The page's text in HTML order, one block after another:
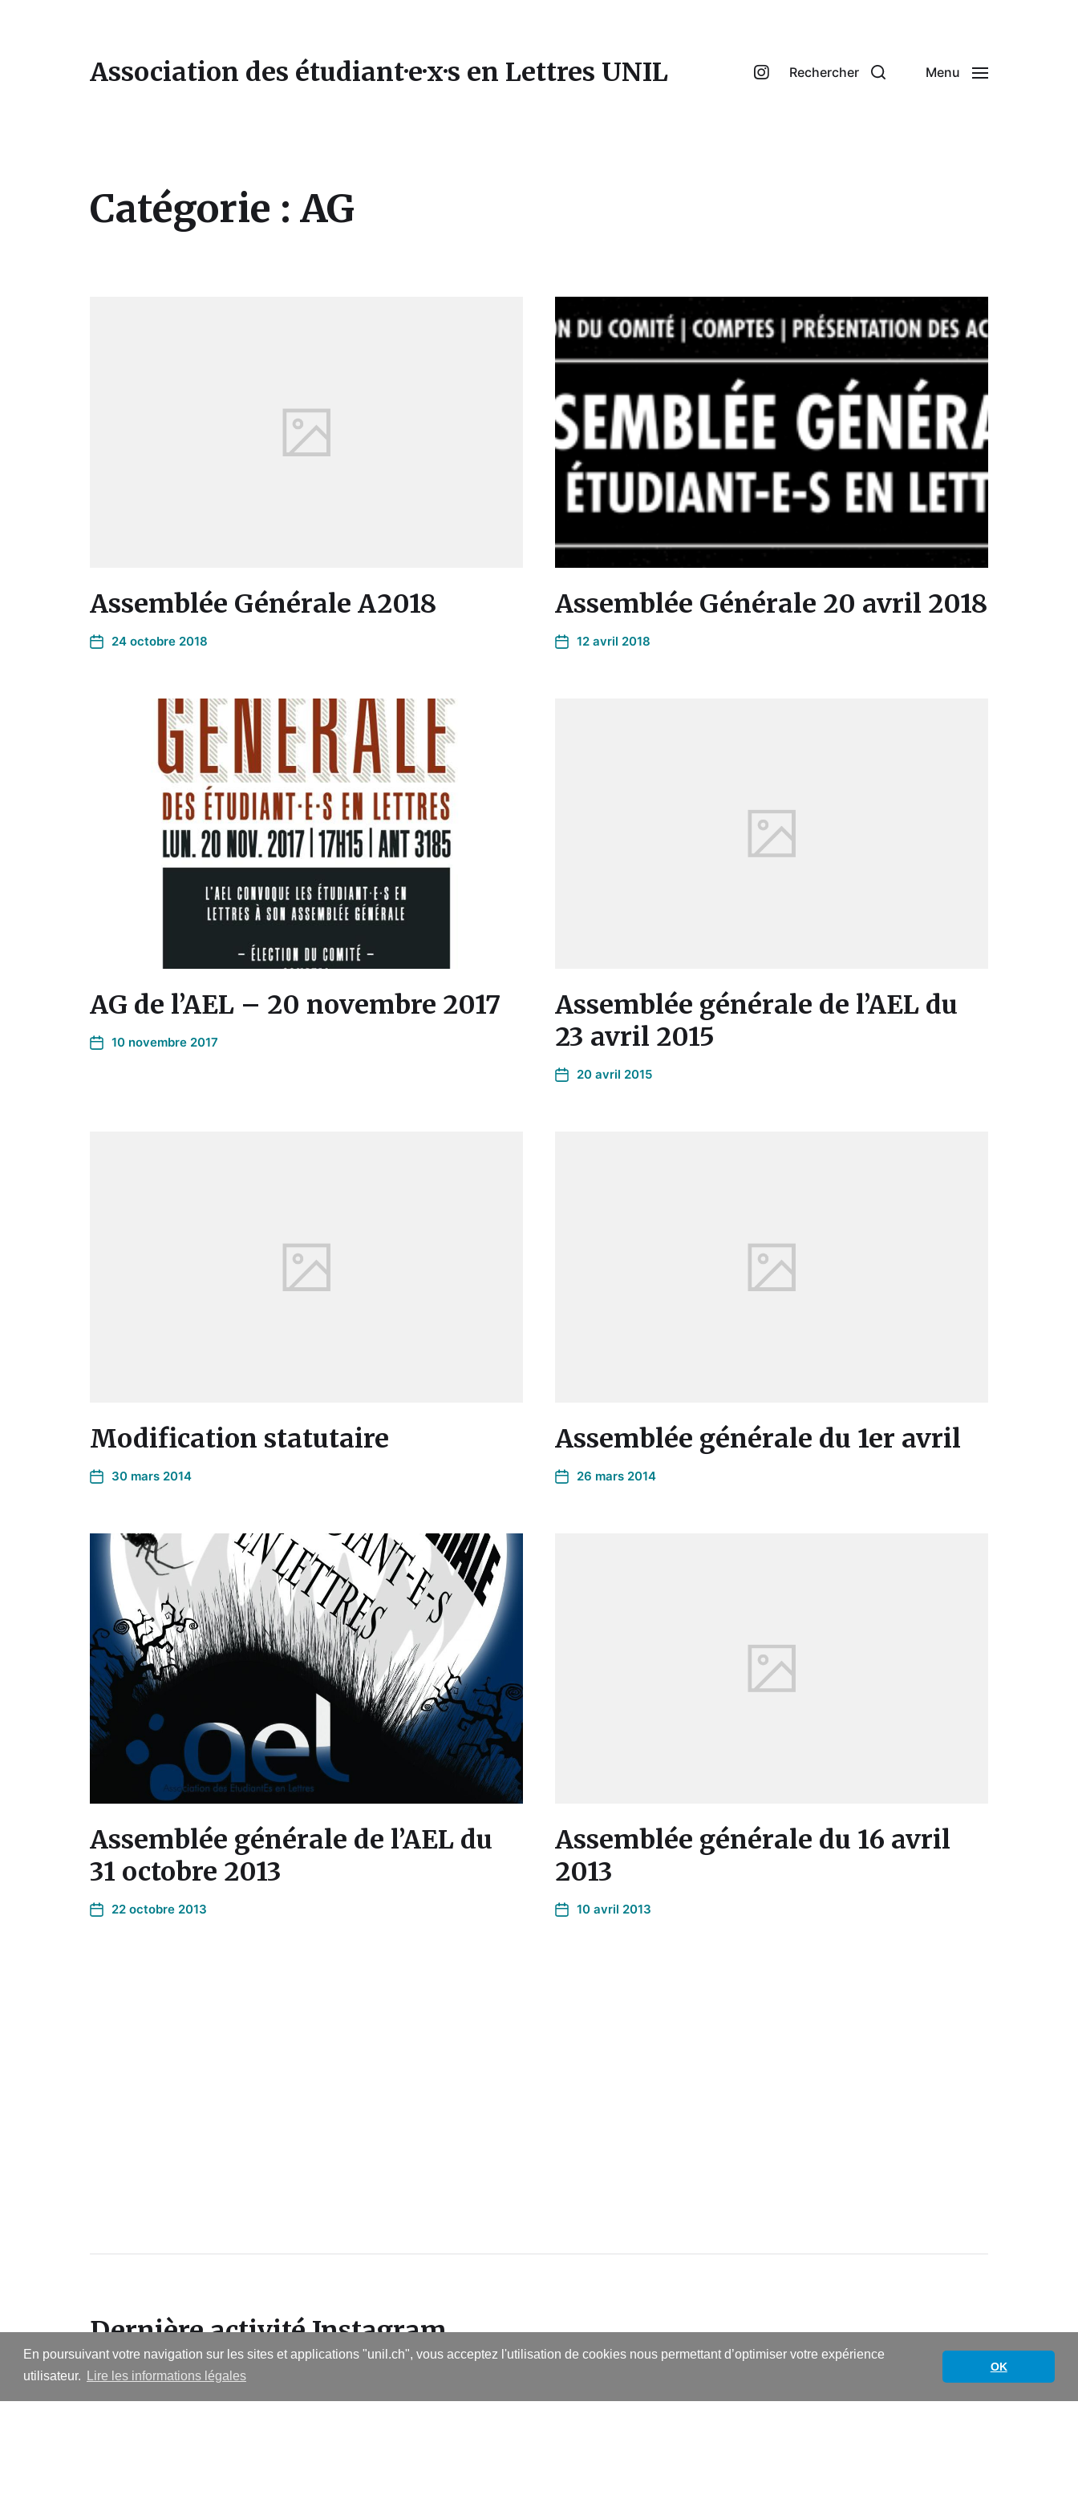
En poursuivant votre navigation sur les sites et applications "unil.ch", vous acceptez l'utilisation de cookies nous permettant d’optimiser votre expérience
utilisateur.
Lire les informations légales
OK
Association des étudiant·e·x·s en Lettres UNIL Rechercher Menu
Catégorie : AG
Assemblée Générale A2018
24 octobre 2018
Assemblée Générale 20 avril 2018
12 avril 2018
AG de l’AEL – 20 novembre 2017
10 novembre 2017
Assemblée générale de l’AEL du
23 avril 2015
20 avril 2015
Modification statutaire
30 mars 2014
Assemblée générale du 1er avril
26 mars 2014
Assemblée générale de l’AEL du
31 octobre 2013
22 octobre 2013
Assemblée générale du 16 avril
2013
10 avril 2013
Dernière activité Instagram